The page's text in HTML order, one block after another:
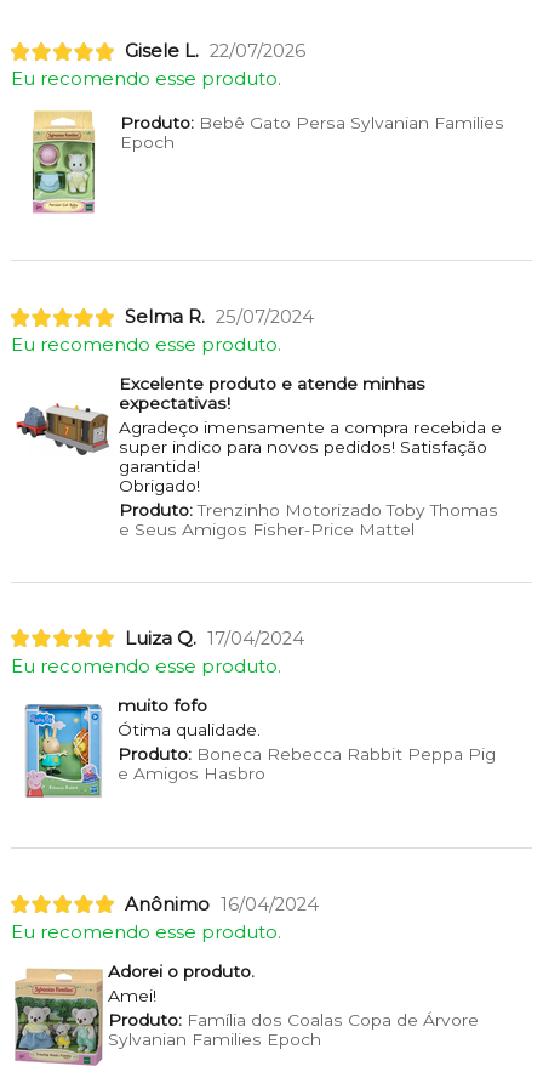
Gisele L. 22/07/2026
Eu recomendo esse produto.
Produto:Bebê Gato Persa Sylvanian Families
Epoch
Selma R. 25/07/2024
Eu recomendo esse produto.
Excelente produto e atende minhas
expectativas!
Agradeço imensamente a compra recebida e
super indico para novos pedidos! Satisfação
garantida!
Obrigado!
Produto:Trenzinho Motorizado Toby Thomas
e Seus Amigos Fisher-Price Mattel
Luiza Q. 17/04/2024
Eu recomendo esse produto.
muito fofo
Ótima qualidade.
Produto:Boneca Rebecca Rabbit Peppa Pig
e Amigos Hasbro
Anônimo 16/04/2024
Eu recomendo esse produto.
Adorei o produto.
Amei!
Produto:Família dos Coalas Copa de Árvore
Sylvanian Families Epoch